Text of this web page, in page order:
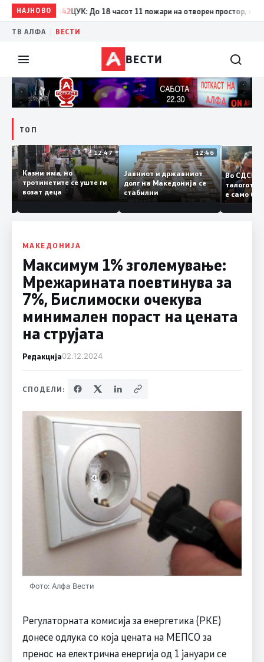
НАЈНОВО
17:42 ЦУК: До 18 часот 11 пожари на отворен простор, од кои
ТВ АЛФА ВЕСТИ
ВЕСТИ
ТОП
12:50
и
12:47
Казни има, но
тротинетите се уште ги
возат деца
12:46
Јавниот и државниот
долг на Македонија се
стабилни
Во
е само
копија
Заев
МАКЕДОНИЈА
Максимум 1% зголемување:
Мрежарината поевтинува за
7%, Бислимоски очекува
минимален пораст на цената
на струјата
Редакција02.12.2024
СПОДЕЛИ:
Фото: Алфа Вести
Регулаторната комисија за енергетика (РКЕ)
донесе одлука со која цената на МЕПСО за
пренос на електрична енергија од 1 јануари се